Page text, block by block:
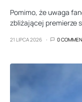
Pomimo, że uwaga
zbliżającej premierze
21 LIPCA 2026 0